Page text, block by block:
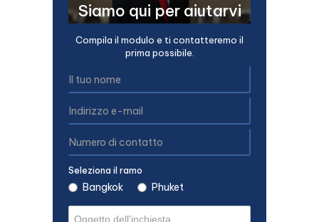
Siamo qui per aiutarvi
Compila il modulo e ti contatteremo il
prima possibile.
Seleziona il ramo
Bangkok Phuket